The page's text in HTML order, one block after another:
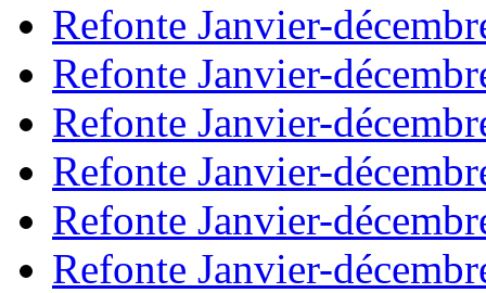
Refonte Janvier-
Refonte Janvier-
Refonte Janvier-
Refonte Janvier-
Refonte Janvier-
Refonte Janvier-